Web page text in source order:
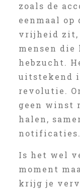
zoals de
eenmaal
vrijheid zit,
mensen die
hebzucht.
uitstekend
revolutie.
geen winst
halen,
notificaties.
Is het wel
moment
krijg je